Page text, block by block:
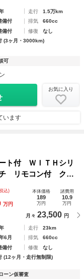
走行
1.5万km
備付 排気
660cc
備付 修復
なし
(3ヶ月・3000km)
可
お気に入り
います
ト付 ＷＩＴＨシリ
リモコン付 クリ
害軽減システム 両
シートヒーター Ａ
込)
万円
本体価格
189
万円
諸費用
10.9
万円
月々 23,500 円
走行
23km
6月 排気
660cc
備付 修復
なし
(12ヶ月・走行無制限)
ローン仮審査